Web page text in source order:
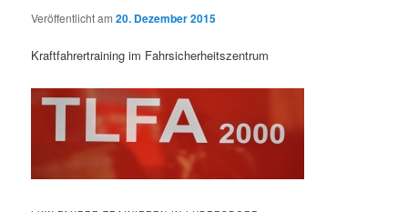
Veröffentlicht am20. Dezember 2015
Kraftfahrertraining im Fahrsicherheitszentrum